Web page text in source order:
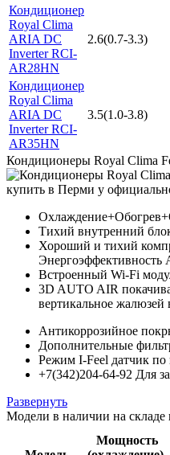
Кондиционер
Royal Clima
ARIA DC
Inverter RCI-
AR28HN
2.6(0.7-3.3)
Кондиционер
Royal Clima
ARIA DC
Inverter RCI-
AR35HN
3.5(1.0-3.8)
Кондиционеры Royal Clima
Тихий внутренний
Хороший и тихий
Энергоэффективность
Встроенный Wi-Fi
3D AUTO AIR
вертикальное жалюзей
Антикоррозийное
Дополнительные
Режим I-Feel датчик по
+7(342)204-64-92 Для
Развернуть
Модели в наличии на
Мощность